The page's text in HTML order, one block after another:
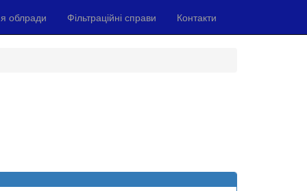
облради Фільтраційні справи Контакти